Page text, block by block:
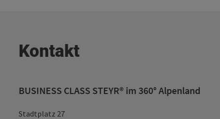
Kontakt
BUSINESS CLASS STEYR® im 360° Alpenland
Stadtplatz 27